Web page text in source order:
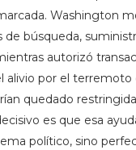
Washington
de búsqueda,
autorizó
alivio por el terremoto
quedado
es que esa
político, sino